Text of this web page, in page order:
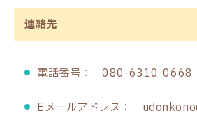
連絡先
電話番号： 080-6310-0668
Eメールアドレス：